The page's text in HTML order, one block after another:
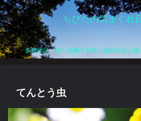
ちびたの気まぐれ
多摩地区、特に高幡不動尊と昭和記念公
てんとう虫